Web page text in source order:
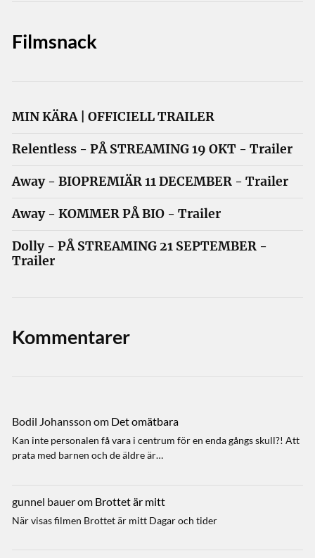
Filmsnack
MIN KÄRA | OFFICIELL TRAILER
Relentless - PÅ STREAMING 19 OKT - Trailer
Away - BIOPREMIÄR 11 DECEMBER - Trailer
Away - KOMMER PÅ BIO - Trailer
Dolly - PÅ STREAMING 21 SEPTEMBER -
Trailer
Kommentarer
Bodil Johansson om Det omätbara
Kan inte personalen få vara i centrum för en enda gångs skull?! Att
prata med barnen och de äldre är…
gunnel bauerom Brottet är mitt
När visas filmen Brottet är mitt Dagar och tider